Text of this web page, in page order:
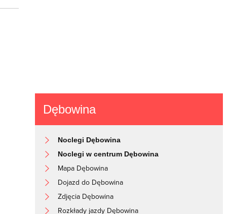
Dębowina
Noclegi Dębowina
Noclegi w centrum Dębowina
Mapa Dębowina
Dojazd do Dębowina
Zdjęcia Dębowina
Rozkłady jazdy Dębowina